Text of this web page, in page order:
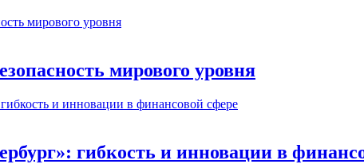
мирового уровня
гибкость и инновации в